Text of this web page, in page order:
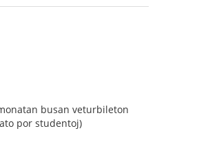
busan veturbileton
por studentoj)